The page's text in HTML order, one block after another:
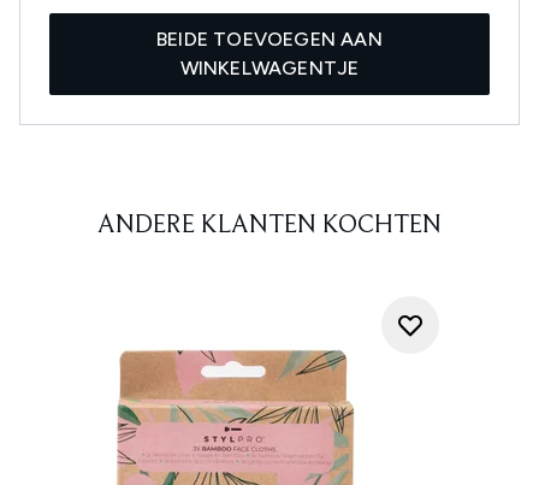
BEIDE TOEVOEGEN AAN
WINKELWAGENTJE
ANDERE KLANTEN KOCHTEN